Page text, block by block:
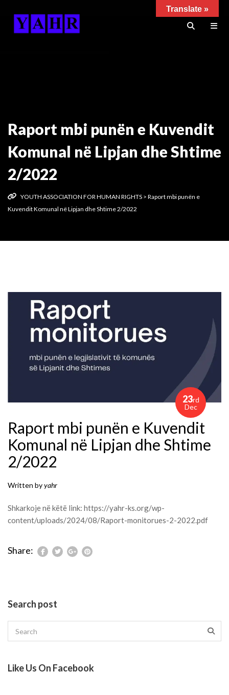
Raport mbi punën e Kuvendit
Komunal në Lipjan dhe Shtime
2/2022
YOUTH ASSOCIATION FOR HUMAN RIGHTS > Raport mbi punën e
Kuvendit Komunal në Lipjan dhe Shtime 2/2022
23rd
Dec
Raport mbi punën e Kuvendit
Komunal në Lipjan dhe Shtime
2/2022
Written byyahr
Shkarkoje në këtë link: https://yahr-ks.org/wp-
content/uploads/2024/08/Raport-monitorues-2-2022.pdf
Share:
Search post
Like Us On Facebook
Translate »